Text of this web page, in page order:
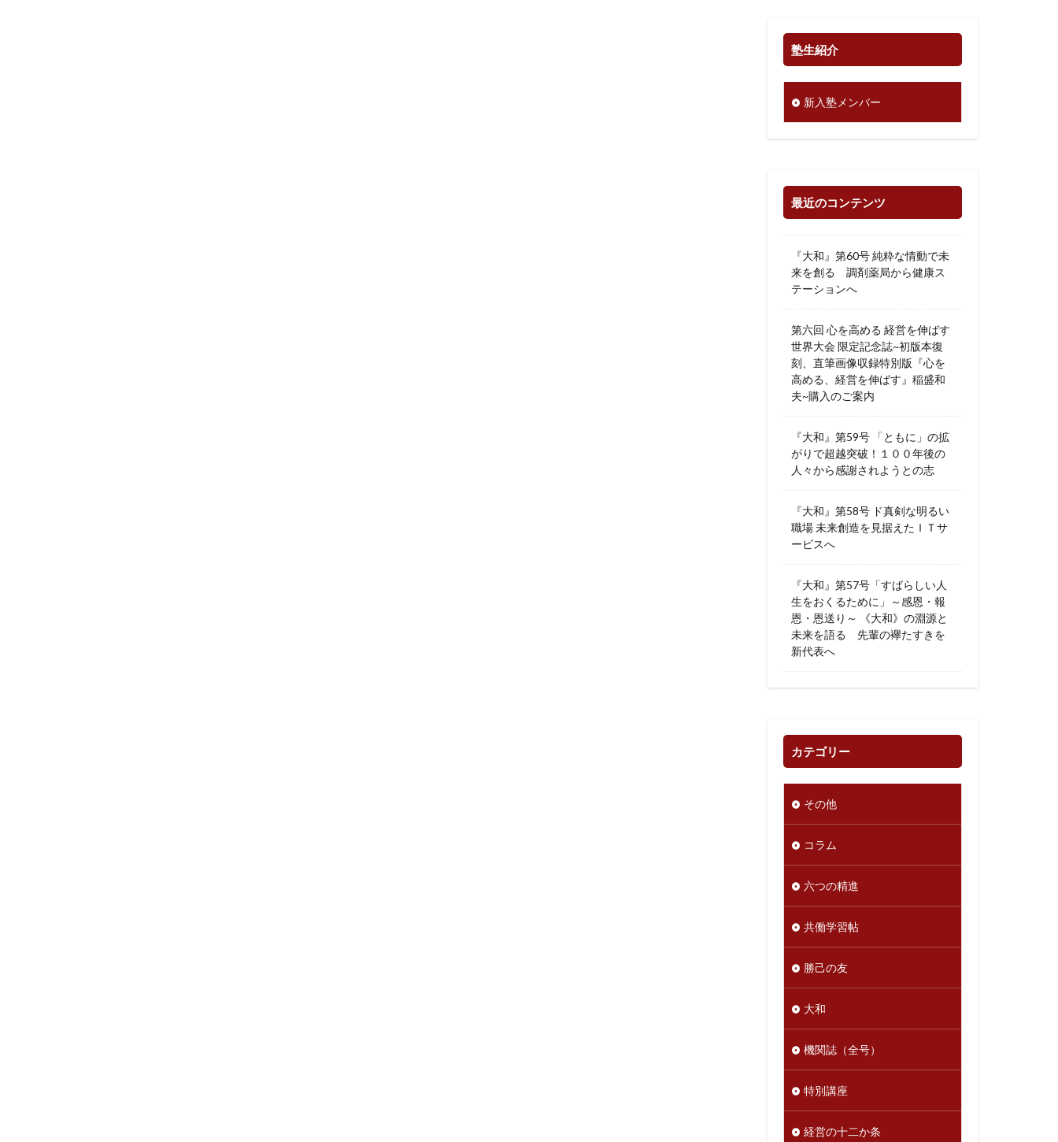
塾生紹介
新入塾メンバー
最近のコンテンツ
『大和』第60号 純粋な情動で未
来を創る 調剤薬局から健康ス
テーションへ
第六回 心を高める 経営を伸ばす
世界大会 限定記念誌~初版本復
刻、直筆画像収録特別版『心を
高める、経営を伸ばす』稲盛和
夫~購入のご案内
『大和』第59号 「ともに」の拡
がりで超越突破！１００年後の
人々から感謝されようとの志
『大和』第58号 ド真剣な明るい
職場 未来創造を見据えたＩＴサ
ービスへ
『大和』第57号「すばらしい人
生をおくるために」～感恩・報
恩・恩送り～ 《大和》の淵源と
未来を語る 先輩の襷たすきを
新代表へ
カテゴリー
その他
コラム
六つの精進
共働学習帖
勝己の友
大和
機関誌（全号）
特別講座
経営の十二か条